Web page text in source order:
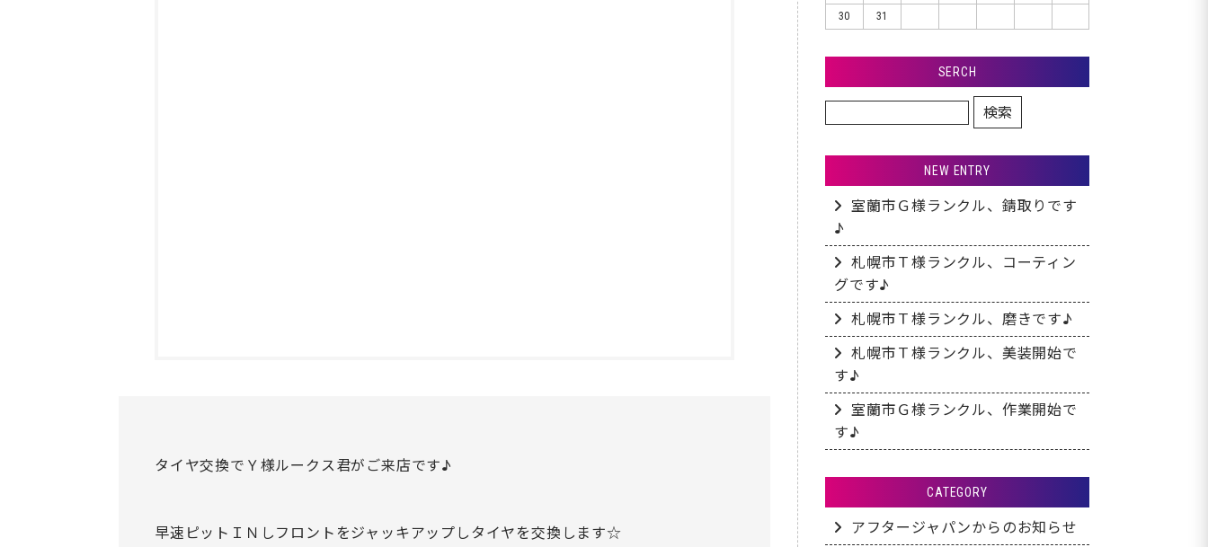
タイヤ交換でＹ様ルークス君がご来店です♪
早速ピットＩＮしフロントをジャッキアップしタイヤを交換します☆
30
31
SERCH
検索
NEW ENTRY
室蘭市Ｇ様ランクル、錆取りです
♪
札幌市Ｔ様ランクル、コーティン
グです♪
札幌市Ｔ様ランクル、磨きです♪
札幌市Ｔ様ランクル、美装開始で
す♪
室蘭市Ｇ様ランクル、作業開始で
す♪
CATEGORY
アフタージャパンからのお知らせ